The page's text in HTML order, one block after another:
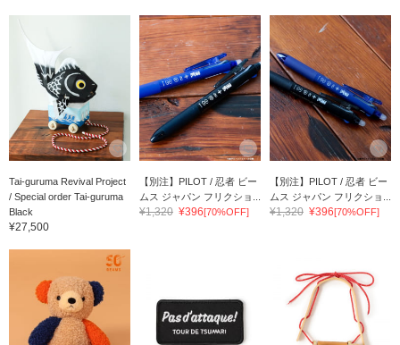
Tai-guruma Revival Project
/ Special order Tai-guruma
Black
¥27,500
【別注】PILOT / 忍者 ビー
ムス ジャパン フリクショ...
¥1,320 ¥396[70%OFF]
【別注】PILOT / 忍者 ビー
ムス ジャパン フリクショ...
¥1,320 ¥396[70%OFF]